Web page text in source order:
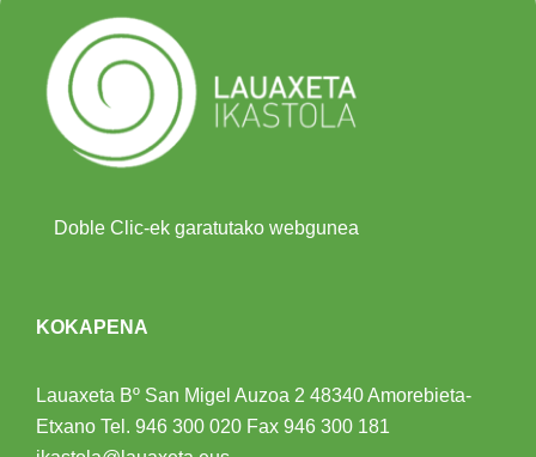
Doble Clic-ek garatutako webgunea
KOKAPENA
Lauaxeta Bº San Migel Auzoa 2 48340 Amorebieta-
Etxano Tel. 946 300 020 Fax 946 300 181